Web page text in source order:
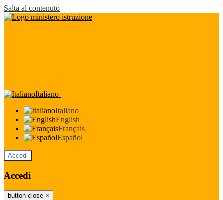
Salta al contenuto
Italiano
Italiano
English
Français
Español
Accedi
Accedi
button close ×